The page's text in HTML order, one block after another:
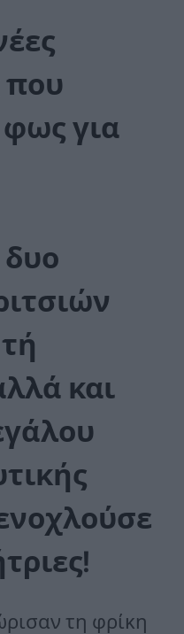
που
φως για
και
τη φρίκη